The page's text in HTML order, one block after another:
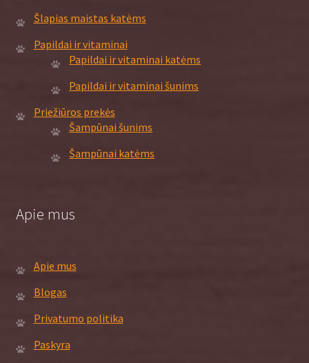
Šlapias maistas katėms
Papildai ir vitaminai
Papildai ir vitaminai katėms
Papildai ir vitaminai šunims
Priežiūros prekės
Šampūnai šunims
Šampūnai katėms
Apie mus
Apie mus
Blogas
Privatumo politika
Paskyra